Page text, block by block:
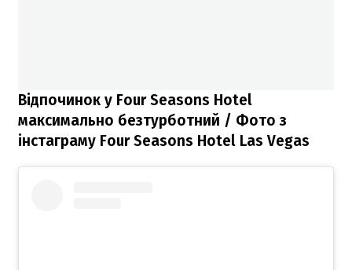
Відпочинок у Four Seasons Hotel
максимально безтурботний / Фото з
інстаграму Four Seasons Hotel Las Vegas